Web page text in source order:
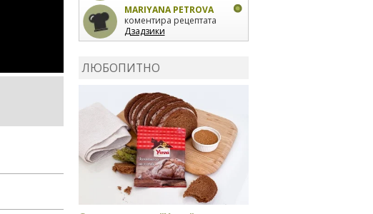
MARIYANA PETROVA
коментира рецептата
Дзадзики
сготвиДзадзики
ЛЮБОПИТНО